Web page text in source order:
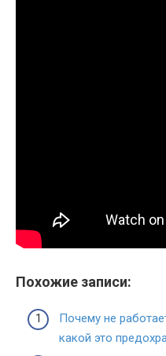
Похожие записи:
Почему не
какой это